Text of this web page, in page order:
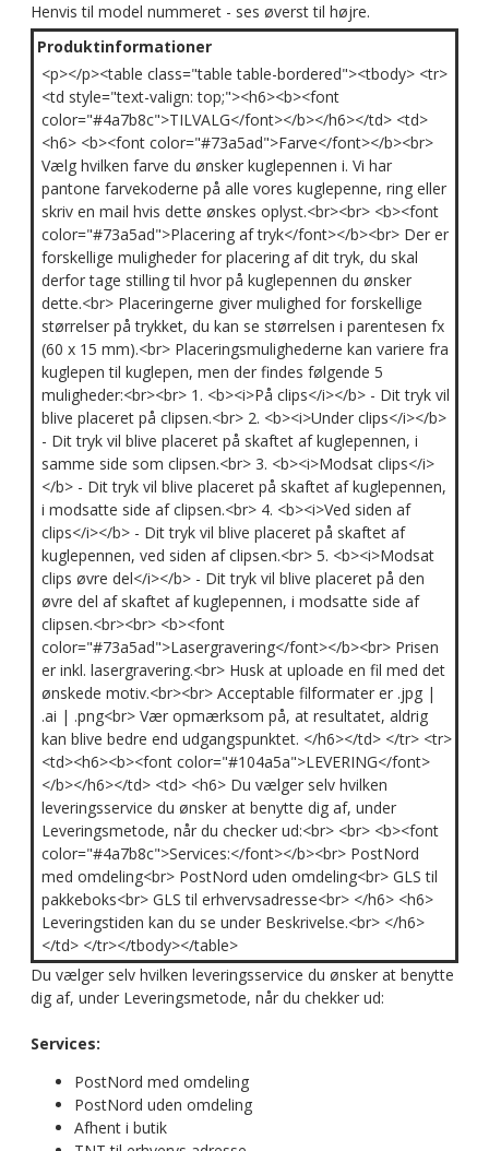
Henvis til model nummeret - ses øverst til højre.
Produktinformationer
<p></p><table class="table table-bordered"><tbody> <tr>
<td style="text-valign: top;"><h6><b><font
color="#4a7b8c">TILVALG</font></b></h6></td> <td>
<h6> <b><font color="#73a5ad">Farve</font></b><br>
Vælg hvilken farve du ønsker kuglepennen i. Vi har
pantone farvekoderne på alle vores kuglepenne, ring eller
skriv en mail hvis dette ønskes oplyst.<br><br> <b><font
color="#73a5ad">Placering af tryk</font></b><br> Der er
forskellige muligheder for placering af dit tryk, du skal
derfor tage stilling til hvor på kuglepennen du ønsker
dette.<br> Placeringerne giver mulighed for forskellige
størrelser på trykket, du kan se størrelsen i parentesen fx
(60 x 15 mm).<br> Placeringsmulighederne kan variere fra
kuglepen til kuglepen, men der findes følgende 5
muligheder:<br><br> 1. <b><i>På clips</i></b> - Dit tryk vil
blive placeret på clipsen.<br> 2. <b><i>Under clips</i></b>
- Dit tryk vil blive placeret på skaftet af kuglepennen, i
samme side som clipsen.<br> 3. <b><i>Modsat clips</i>
</b> - Dit tryk vil blive placeret på skaftet af kuglepennen,
i modsatte side af clipsen.<br> 4. <b><i>Ved siden af
clips</i></b> - Dit tryk vil blive placeret på skaftet af
kuglepennen, ved siden af clipsen.<br> 5. <b><i>Modsat
clips øvre del</i></b> - Dit tryk vil blive placeret på den
øvre del af skaftet af kuglepennen, i modsatte side af
clipsen.<br><br> <b><font
color="#73a5ad">Lasergravering</font></b><br> Prisen
er inkl. lasergravering.<br> Husk at uploade en fil med det
ønskede motiv.<br><br> Acceptable filformater er .jpg |
.ai | .png<br> Vær opmærksom på, at resultatet, aldrig
kan blive bedre end udgangspunktet. </h6></td> </tr> <tr>
<td><h6><b><font color="#104a5a">LEVERING</font>
</b></h6></td> <td> <h6> Du vælger selv hvilken
leveringsservice du ønsker at benytte dig af, under
Leveringsmetode, når du checker ud:<br> <br> <b><font
color="#4a7b8c">Services:</font></b><br> PostNord
med omdeling<br> PostNord uden omdeling<br> GLS til
pakkeboks<br> GLS til erhvervsadresse<br> </h6> <h6>
Leveringstiden kan du se under Beskrivelse.<br> </h6>
</td> </tr></tbody></table>
Du vælger selv hvilken leveringsservice du ønsker at benytte
dig af, under Leveringsmetode, når du chekker ud:
Services:
PostNord med omdeling
PostNord uden omdeling
Afhent i butik